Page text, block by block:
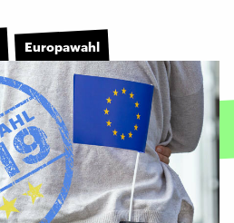
Europawahl